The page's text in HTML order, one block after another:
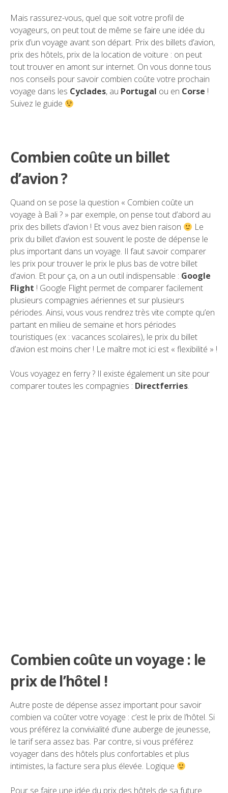
Mais rassurez-vous, quel que soit votre profil de
voyageurs, on peut tout de même se faire une idée du
prix d’un voyage avant son départ. Prix des billets d’avion,
prix des hôtels, prix de la location de voiture : on peut
tout trouver en amont sur internet. On vous donne tous
nos conseils pour savoir combien coûte votre prochain
voyage dans les Cyclades, au Portugal ou en Corse !
Suivez le guide
Combien coûte un billet
d’avion ?
Quand on se pose la question « Combien coûte un
voyage à Bali ? » par exemple, on pense tout d’abord au
prix des billets d’avion ! Et vous avez bien raison
Le
prix du billet d’avion est souvent le poste de dépense le
plus important dans un voyage. Il faut savoir comparer
les prix pour trouver le prix le plus bas de votre billet
d’avion. Et pour ça, on a un outil indispensable : Google
Flight ! Google Flight permet de comparer facilement
plusieurs compagnies aériennes et sur plusieurs
périodes. Ainsi, vous vous rendrez très vite compte qu’en
partant en milieu de semaine et hors périodes
touristiques (ex : vacances scolaires), le prix du billet
d’avion est moins cher ! Le maître mot ici est « flexibilité » !
Vous voyagez en ferry ? Il existe également un site pour
comparer toutes les compagnies : Directferries.
Combien coûte un voyage : le
prix de l’hôtel !
Autre poste de dépense assez important pour savoir
combien va coûter votre voyage : c’est le prix de l’hôtel. Si
vous préférez la convivialité d’une auberge de jeunesse,
le tarif sera assez bas. Par contre, si vous préférez
voyager dans des hôtels plus confortables et plus
intimistes, la facture sera plus élevée. Logique
Pour se faire une idée du prix des hôtels de sa future